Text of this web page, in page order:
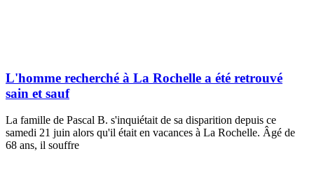
L'homme recherché à La Rochelle a été retrouvé
sain et sauf
La famille de Pascal B. s'inquiétait de sa disparition depuis ce
samedi 21 juin alors qu'il était en vacances à La Rochelle. Âgé de
68 ans, il souffre